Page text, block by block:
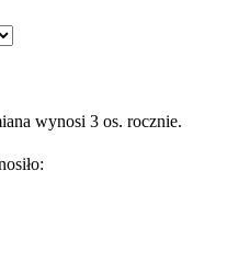
wynosi 3 os. rocznie.